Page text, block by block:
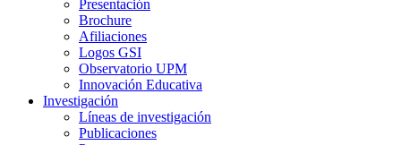
Presentación
Brochure
Afiliaciones
Logos GSI
Observatorio UPM
Innovación Educativa
Investigación
Líneas de investigación
Publicaciones